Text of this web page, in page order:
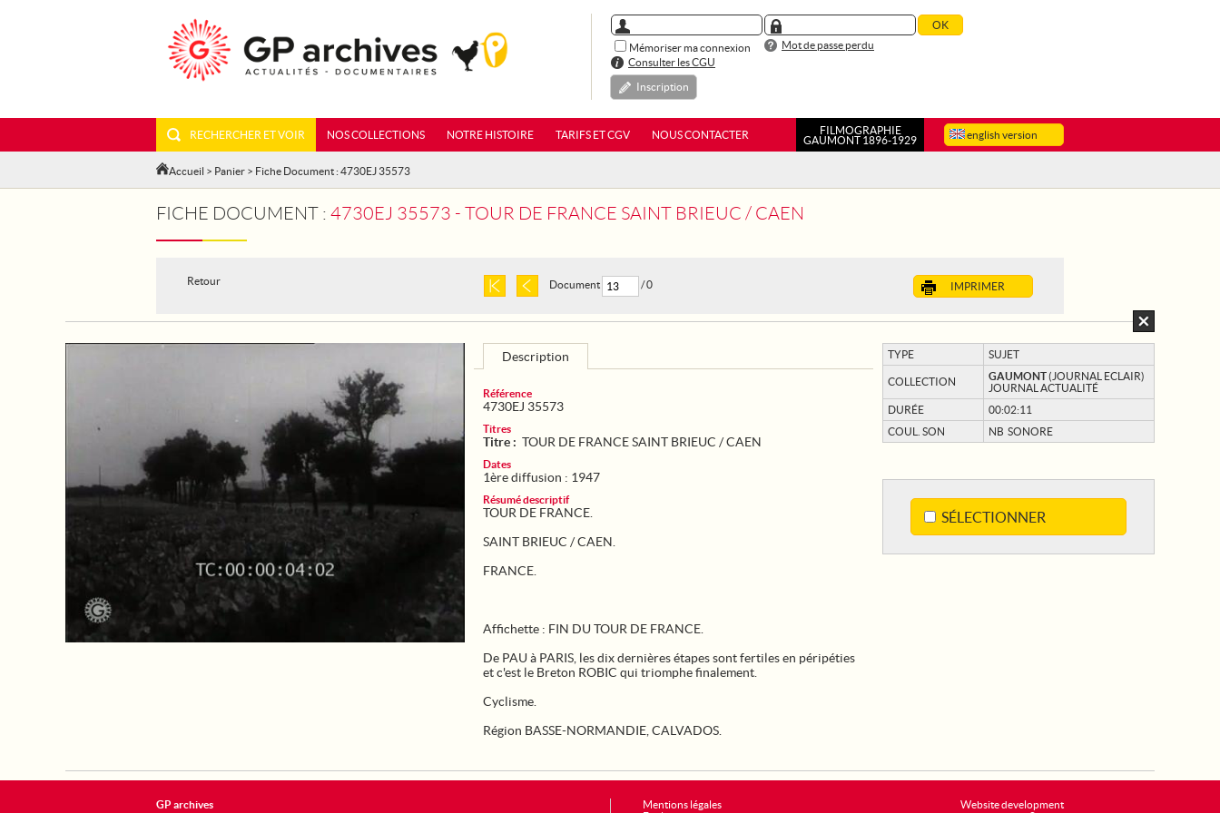
Mémoriser ma connexion
Mot de passe perdu
Consulter les CGU
Inscription
english version
RECHERCHER ET VOIR NOS COLLECTIONS NOTRE HISTOIRE TARIFS ET CGV NOUS CONTACTER
FILMOGRAPHIE
GAUMONT 1896-1929
Accueil > Panier > Fiche Document : 4730EJ 35573
FICHE DOCUMENT : 4730EJ 35573 - TOUR DE FRANCE SAINT BRIEUC / CAEN
Retour IMPRIMER
Document / 0
TYPE SUJET
COLLECTION GAUMONT(JOURNAL ECLAIR)
JOURNAL ACTUALITÉ
DURÉE
00:02:11
COUL. SON
NB SONORE
SÉLECTIONNER
Description
Référence
4730EJ 35573
Titres
Titre : TOUR DE FRANCE SAINT BRIEUC / CAEN
Dates
1ère diffusion : 1947
Résumé descriptif
TOUR DE FRANCE.
SAINT BRIEUC / CAEN.
FRANCE.
Affichette : FIN DU TOUR DE FRANCE.
De PAU à PARIS, les dix dernières étapes sont fertiles en péripéties
et c'est le Breton ROBIC qui triomphe finalement.
Cyclisme.
Région BASSE-NORMANDIE, CALVADOS.
Website development
GP archives
Mentions légales